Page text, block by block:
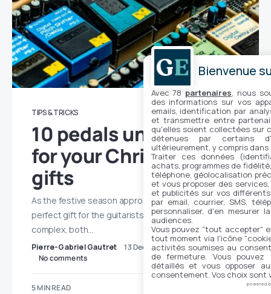
TIPS & TRICKS
10 pedals under €100
for your Christmas
gifts
As the festive season approaches, finding the
perfect gift for the guitarists in your life can be
complex, both…
Pierre-Gabriel Gautret
13 December 2023
No comments
5 MIN READ
Bienvenue
Avec 78 partenaires, nous
des informations sur vos
emails, identification par
et transmettre entre
qu'elles soient collectées sur
détenues par certains
ultérieurement, y compris
Traiter ces données
achats, programmes de
téléphone, géolocalisation
et vous proposer des
et publicités sur vos
par email, courrier, SMS,
personnaliser, d'en mesurer
audiences.
Vous pouvez "tout accepter"
tout moment via l'icône
activités soumises au
de fermeture. Vous
détaillés et vous opposer
consentement. Vos choix sont
powered